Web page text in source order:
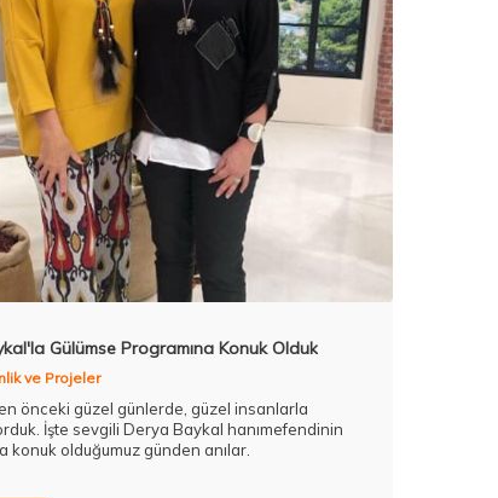
Gülümse Programına Konuk Olduk
ve Projeler
önceki güzel günlerde, güzel insanlarla
İşte sevgili Derya Baykal hanımefendinin
konuk olduğumuz günden anılar.